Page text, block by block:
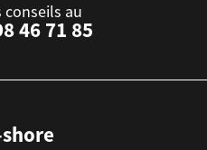
conseils au
46 71 85